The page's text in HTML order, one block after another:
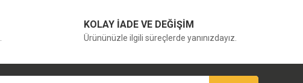
KOLAY İADE VE DEĞİŞİM
Ürününüzle ilgili süreçlerde yanınızdayız.